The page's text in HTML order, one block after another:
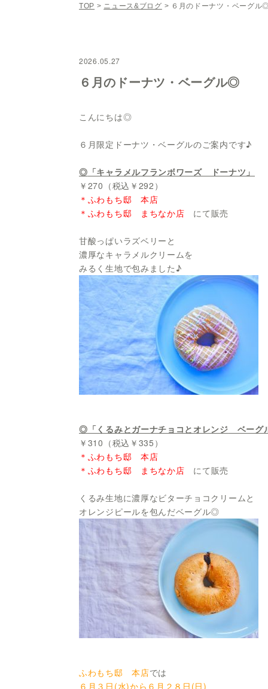
TOP > ニュース&ブログ > ６月のドーナツ・ベーグル
2026.05.27
６月のドーナツ・ベーグル◎
こんにちは◎
６月限定ドーナツ・ベーグルのご案内です♪
◎ 「キャラメルフランボワーズ ドーナツ」
￥270（税込￥292）
＊ふわもち邸 本店
＊ふわもち邸 まちなか店 にて販売
甘酸っぱいラズベリーと
濃厚なキャラメルクリームを
みるく生地で包みました♪
◎「くるみとガーナチョコとオレンジ ベーグ
￥310（税込￥335）
＊ふわもち邸 本店
＊ふわもち邸 まちなか店 にて販売
くるみ生地に濃厚なビターチョコクリームと
オレンジピールを包んだベーグル◎
ふわもち邸 本店では
６月３日(水)から６月２８日(日)